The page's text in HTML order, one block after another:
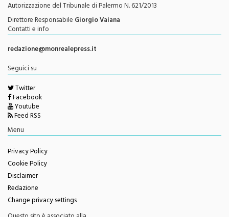
Direttore ResponsabileGiorgio Vaiana
Contatti e info
redazione@monrealepress.it
Twitter
Facebook
Youtube
Feed RSS
Menu
Privacy Policy
Cookie Policy
Disclaimer
Redazione
Change privacy settings
Questo sito è associato alla